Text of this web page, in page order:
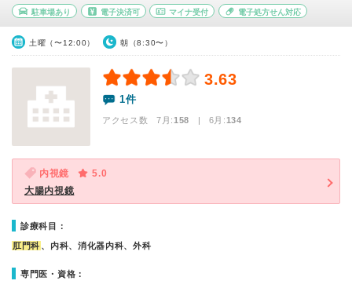
駐車場あり 電子決済可 マイナ受付 電子処方せん対応
土曜（〜12:00） 朝（8:30〜）
3.63
1件
アクセス数 7月:158 | 6月:134
内視鏡
5.0
大腸内視鏡
診療科目：
肛門科 、内科、消化器内科、外科
専門医・資格：